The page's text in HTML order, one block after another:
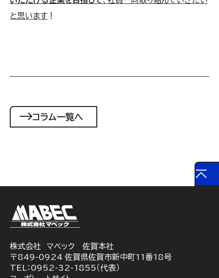
と思います ！
コラム一覧へ
株式会社 マベック 佐賀本社
〒849-0924 佐賀県佐賀市新中町11番18号
TEL：0952-32-1855（代表）